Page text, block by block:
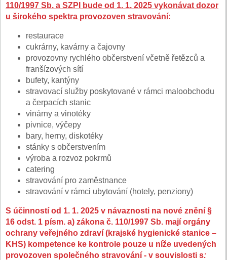
110/1997 Sb. a SZPI bude od 1. 1. 2025 vykonávat dozor
u širokého spektra provozoven stravování:
restaurace
cukrárny, kavárny a čajovny
provozovny rychlého občerstvení včetně řetězců a
franšízových sítí
bufety, kantýny
stravovací služby poskytované v rámci maloobchodu
a čerpacích stanic
vinárny a vinotéky
pivnice, výčepy
bary, herny, diskotéky
stánky s občerstvením
výroba a rozvoz pokrmů
catering
stravování pro zaměstnance
stravování v rámci ubytování (hotely, penziony)
S účinností od 1. 1. 2025 v návaznosti na nové znění §
16 odst. 1 písm. a) zákona č. 110/1997 Sb. mají orgány
ochrany veřejného zdraví (krajské hygienické stanice –
KHS) kompetence ke kontrole pouze u níže uvedených
provozoven společného stravování - v souvislosti s: